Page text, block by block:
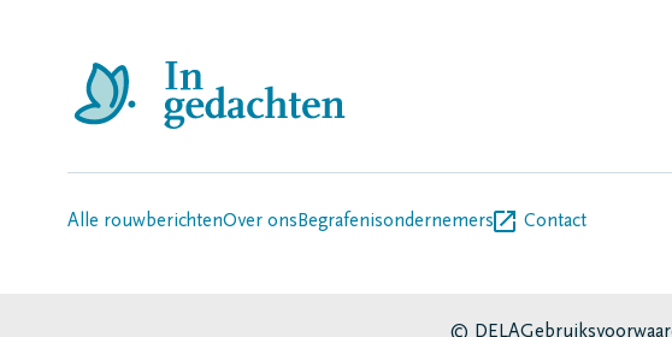
Alle rouwberichtenOver ons Begrafenisondernemers Contact
© DELA